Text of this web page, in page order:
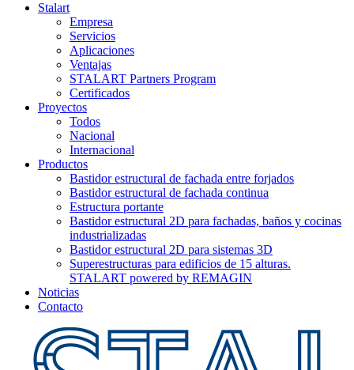
Stalart
Empresa
Servicios
Aplicaciones
Ventajas
STALART Partners Program
Certificados
Proyectos
Todos
Nacional
Internacional
Productos
Bastidor estructural de fachada entre forjados
Bastidor estructural de fachada continua
Estructura portante
Bastidor estructural 2D para fachadas, baños y cocinas
industrializadas
Bastidor estructural 2D para sistemas 3D
Superestructuras para edificios de 15 alturas.
STALART powered by REMAGIN
Noticias
Contacto